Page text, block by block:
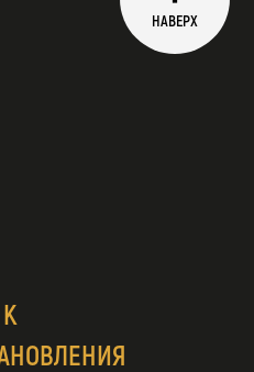
НАВЕРХ